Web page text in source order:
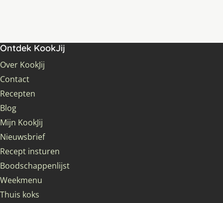
Ontdek KookJij
Over KookJij
Contact
Recepten
Blog
Mijn KookJij
Nieuwsbrief
Recept insturen
Boodschappenlijst
Weekmenu
Thuis koks